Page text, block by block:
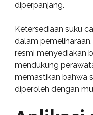
diperpanjang.
Ketersediaan suku
dalam
resmi menyediakan
mendukung
memastikan bahwa
diperoleh dengan